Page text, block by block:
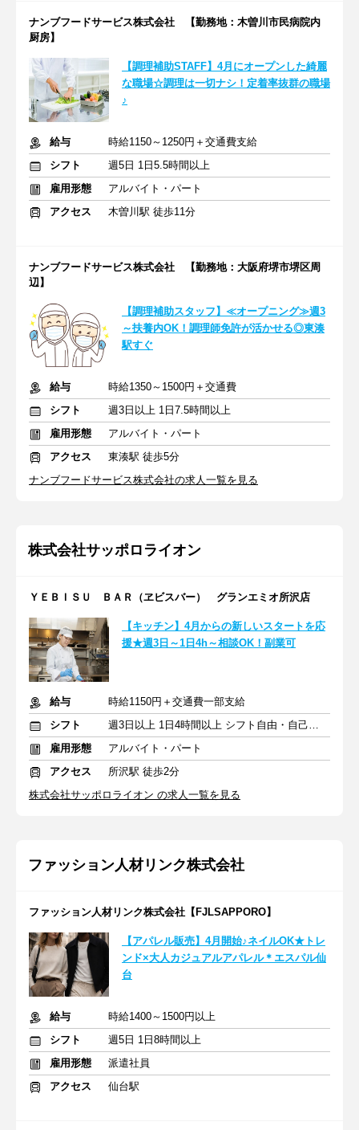
ナンブフードサービス株式会社 【勤務地：木曽川市民病院内
厨房】
【調理補助STAFF】4月にオープンした綺麗
な職場☆調理は一切ナシ！定着率抜群の職場
♪
給与
時給1150～1250円＋交通費支給
シフト
週5日 1日5.5時間以上
雇用形態
アルバイト・パート
アクセス
木曽川駅 徒歩11分
ナンブフードサービス株式会社 【勤務地：大阪府堺市堺区周
辺】
【調理補助スタッフ】≪オープニング≫週3
～扶養内OK！調理師免許が活かせる◎東湊
駅すぐ
給与
時給1350～1500円＋交通費
シフト
週3日以上 1日7.5時間以上
雇用形態
アルバイト・パート
アクセス
東湊駅 徒歩5分
ナンブフードサービス株式会社の求人一覧を見る
株式会社サッポロライオン
ＹＥＢＩＳＵ ＢＡＲ（ヱビスバー） グランエミオ所沢店
【キッチン】4月からの新しいスタートを応
援★週3日～1日4h～相談OK！副業可
給与
時給1150円＋交通費一部支給
シフト
週3日以上 1日4時間以上 シフト自由・自己申告
雇用形態
アルバイト・パート
アクセス
所沢駅 徒歩2分
株式会社サッポロライオン の求人一覧を見る
ファッション人材リンク株式会社
ファッション人材リンク株式会社【FJLSAPPORO】
【アパレル販売】4月開始♪ネイルOK★トレ
ンド×大人カジュアルアパレル＊エスパル仙
台
給与
時給1400～1500円以上
シフト
週5日 1日8時間以上
雇用形態
派遣社員
アクセス
仙台駅